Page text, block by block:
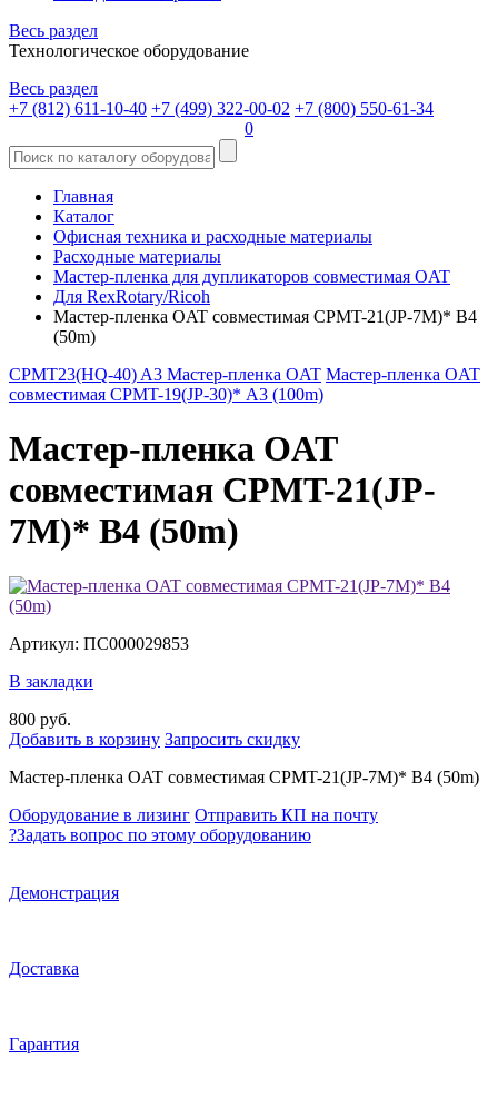
Весь раздел
Технологическое оборудование
Весь раздел
+7 (812) 611-10-40 +7 (499) 322-00-02 +7 (800) 550-61-34
0
Главная
Каталог
Офисная техника и расходные материалы
Расходные материалы
Мастер-пленка для дупликаторов совместимая OAT
Для RexRotary/Ricoh
Мастер-пленка OAT совместимая CPMT-21(JP-7M)* B4
(50m)
CPMT23(HQ-40) A3 Мастер-пленка OAT Мастер-пленка OAT
совместимая CPMT-19(JP-30)* А3 (100m)
Мастер-пленка OAT
совместимая CPMT-21(JP-
7M)* B4 (50m)
Артикул: ПС000029853
В закладки
800 руб.
Добавить в корзину Запросить скидку
Мастер-пленка OAT совместимая CPMT-21(JP-7M)* B4 (50m)
Оборудование в лизинг Отправить КП на почту
?Задать вопрос по этому оборудованию
Демонстрация
Доставка
Гарантия